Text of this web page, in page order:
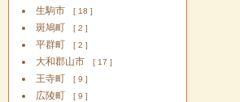
生駒市 [ 18 ]
斑鳩町 [ 2 ]
平群町 [ 2 ]
大和郡山市 [ 17 ]
王寺町 [ 9 ]
広陵町 [ 9 ]